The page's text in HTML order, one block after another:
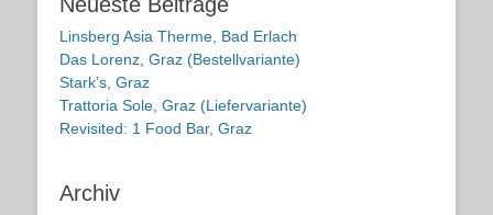
Linsberg Asia Therme, Bad Erlach
Das Lorenz, Graz (Bestellvariante)
Stark’s, Graz
Trattoria Sole, Graz (Liefervariante)
Revisited: 1 Food Bar, Graz
Archiv